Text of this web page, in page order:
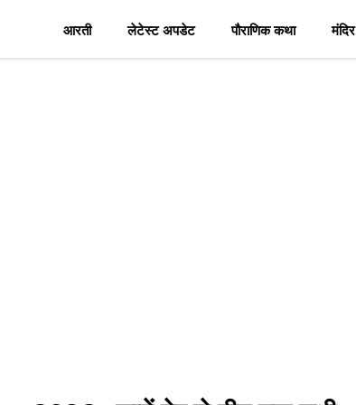
आरती लेटेस्ट अपडेट पौराणिक कथा मंदिर